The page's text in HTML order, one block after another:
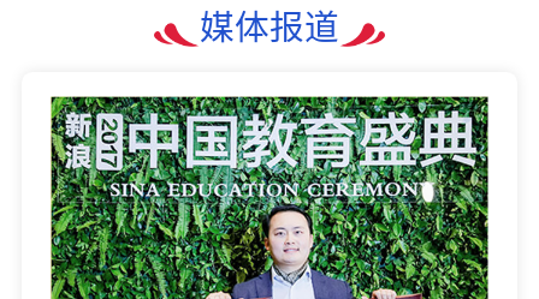
媒体报道